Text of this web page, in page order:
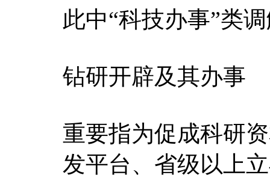
此中“科技办事”类
钻研开辟及其办事
重要指为促成科研
发平台、省级以上